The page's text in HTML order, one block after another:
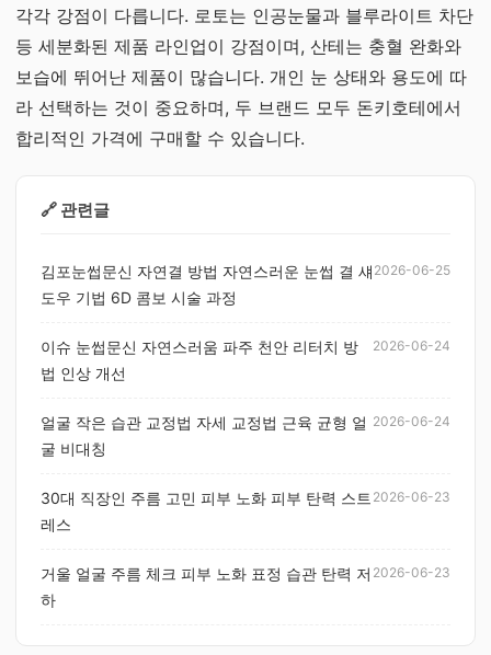
각각 강점이 다릅니다. 로토는 인공눈물과 블루라이트 차단
등 세분화된 제품 라인업이 강점이며, 산테는 충혈 완화와
보습에 뛰어난 제품이 많습니다. 개인 눈 상태와 용도에 따
라 선택하는 것이 중요하며, 두 브랜드 모두 돈키호테에서
합리적인 가격에 구매할 수 있습니다.
🔗 관련글
김포눈썹문신 자연결 방법 자연스러운 눈썹 결 섀
도우 기법 6D 콤보 시술 과정
2026-06-25
이슈 눈썹문신 자연스러움 파주 천안 리터치 방
법 인상 개선
2026-06-24
얼굴 작은 습관 교정법 자세 교정법 근육 균형 얼
굴 비대칭
2026-06-24
30대 직장인 주름 고민 피부 노화 피부 탄력 스트
레스
2026-06-23
거울 얼굴 주름 체크 피부 노화 표정 습관 탄력 저
하
2026-06-23